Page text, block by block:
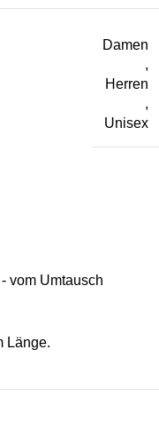
Damen
,
Herren
,
Unisex
vom Umtausch
Länge.